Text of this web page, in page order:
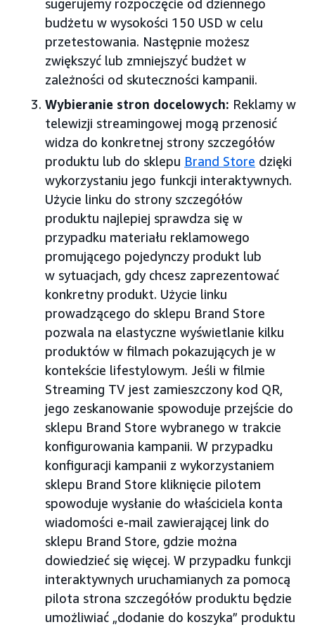
sugerujemy rozpoczęcie od dziennego
budżetu w wysokości 150 USD w celu
przetestowania. Następnie możesz
zwiększyć lub zmniejszyć budżet w
zależności od skuteczności kampanii.
Wybieranie stron docelowych: Reklamy w
telewizji streamingowej mogą przenosić
widza do konkretnej strony szczegółów
produktu lub do sklepu Brand Store dzięki
wykorzystaniu jego funkcji interaktywnych.
Użycie linku do strony szczegółów
produktu najlepiej sprawdza się w
przypadku materiału reklamowego
promującego pojedynczy produkt lub
w sytuacjach, gdy chcesz zaprezentować
konkretny produkt. Użycie linku
prowadzącego do sklepu Brand Store
pozwala na elastyczne wyświetlanie kilku
produktów w filmach pokazujących je w
kontekście lifestylowym. Jeśli w filmie
Streaming TV jest zamieszczony kod QR,
jego zeskanowanie spowoduje przejście do
sklepu Brand Store wybranego w trakcie
konfigurowania kampanii. W przypadku
konfiguracji kampanii z wykorzystaniem
sklepu Brand Store kliknięcie pilotem
spowoduje wysłanie do właściciela konta
wiadomości e-mail zawierającej link do
sklepu Brand Store, gdzie można
dowiedzieć się więcej. W przypadku funkcji
interaktywnych uruchamianych za pomocą
pilota strona szczegółów produktu będzie
umożliwiać „dodanie do koszyka” produktu